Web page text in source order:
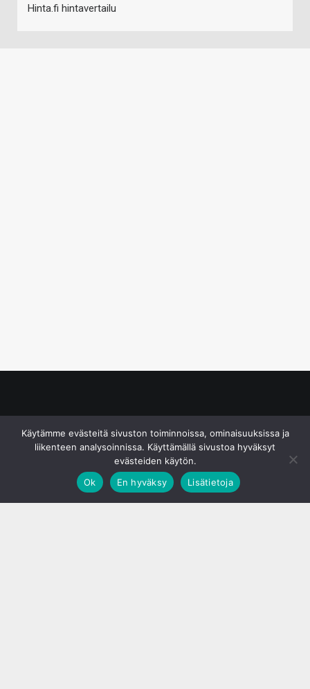
Hinta.fi hintavertailu
Käytämme evästeitä sivuston toiminnoissa, ominaisuuksissa ja
liikenteen analysoinnissa. Käyttämällä sivustoa hyväksyt
evästeiden käytön.
Ok
En hyväksy Lisätietoja